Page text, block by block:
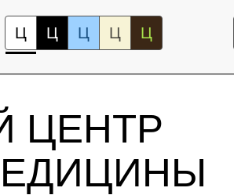
Ц Ц Ц Ц Ц
ЦЕНТР